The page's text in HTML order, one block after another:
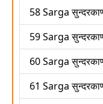
58 Sarga
59 Sarga
60 Sarga
61 Sarga